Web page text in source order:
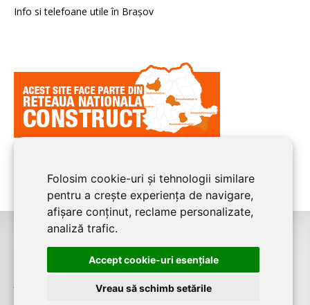
Folosim cookie-uri și tehnologii similare
pentru a crește experiența de navigare,
afișare conținut, reclame personalizate,
analiză trafic.
Accept cookie-uri esenţiale
Vreau să schimb setările
Info si telefoane utile în Braşov
©2008-2026BRASOV CONSTRUCTeste un serviciu de promovare online
pentru firme. Proiect digital dezvoltat deLIVE COMMUNICATIONS SRL
J12/4191/2006, RO19492087, Cap.Soc. 5000 LEI